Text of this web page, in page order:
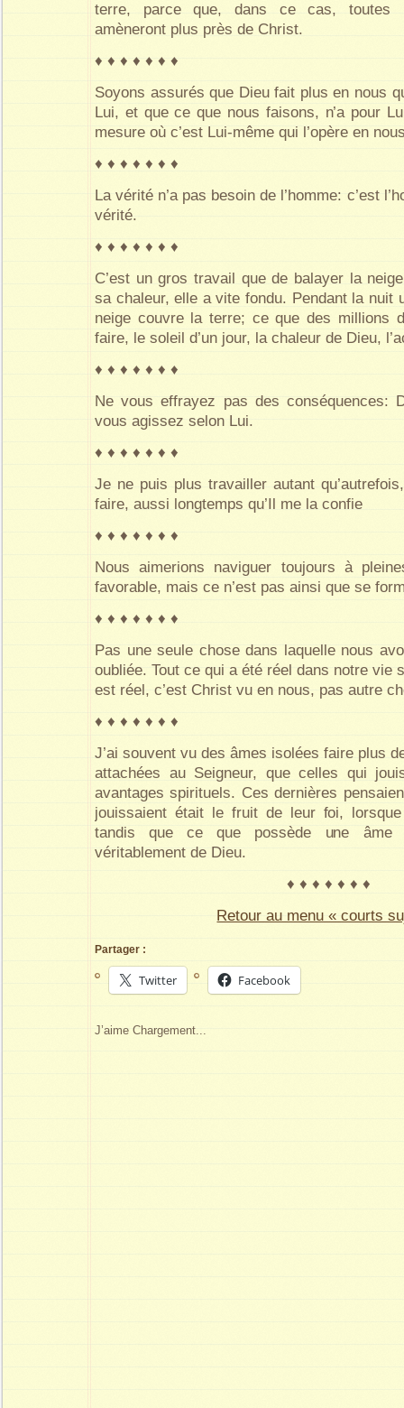
terre, parce que, dans ce cas, toutes
amèneront plus près de Christ.
♦ ♦ ♦ ♦ ♦ ♦ ♦
Soyons assurés que Dieu fait plus en nous
Lui, et que ce que nous faisons, n’a pour
mesure où c’est Lui-même qui l’opère en
♦ ♦ ♦ ♦ ♦ ♦ ♦
La vérité n’a pas besoin de l’homme: c’est
vérité.
♦ ♦ ♦ ♦ ♦ ♦ ♦
C’est un gros travail que de balayer la
sa chaleur, elle a vite fondu. Pendant la nuit
neige couvre la terre; ce que des millions
faire, le soleil d’un jour, la chaleur de Dieu,
♦ ♦ ♦ ♦ ♦ ♦ ♦
Ne vous effrayez pas des conséquences:
vous agissez selon Lui.
♦ ♦ ♦ ♦ ♦ ♦ ♦
Je ne puis plus travailler autant
faire, aussi longtemps qu’Il me la confie
♦ ♦ ♦ ♦ ♦ ♦ ♦
Nous aimerions naviguer toujours à
favorable, mais ce n’est pas ainsi que se
♦ ♦ ♦ ♦ ♦ ♦ ♦
Pas une seule chose dans laquelle nous
oubliée. Tout ce qui a été réel dans notre vie
est réel, c’est Christ vu en nous, pas autre
♦ ♦ ♦ ♦ ♦ ♦ ♦
J’ai souvent vu des âmes isolées faire plus
attachées au Seigneur, que celles qui
avantages spirituels. Ces dernières
jouissaient était le fruit de leur foi,
tandis que ce que possède une
véritablement de Dieu.
♦ ♦ ♦ ♦ ♦ ♦ ♦
Retour au menu « courts
Partager :
Twitter Facebook
J’aime Chargement...